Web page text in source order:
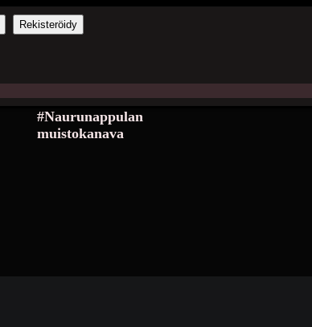
Rekisteröidy
#Naurunappulan
muistokanava